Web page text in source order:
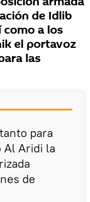
de Idlib
como a los
el portavoz
las
para
Al Aridi la
de